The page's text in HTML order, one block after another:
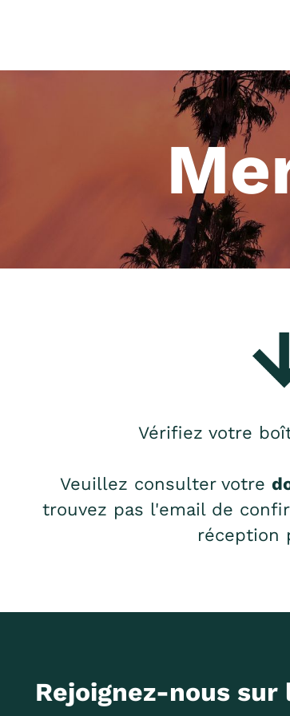
Vérifiez votre
Veuillez consulter votre
trouvez pas l'email de
réception
Rejoignez-nous